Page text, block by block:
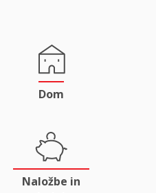
Dom
Naložbe in